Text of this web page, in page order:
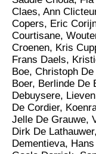
Claes, Ann
Copers, Eric
Courtisane,
Croenen, Kris
Frans Daels,
Boe, Christoph
Boer, Berlinde De
Debuysere,
De Cordier,
Jelle De Grauwe,
Dirk De
Dementieva,